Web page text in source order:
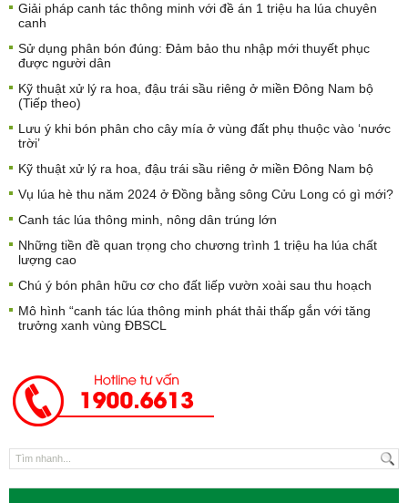
Giải pháp canh tác thông minh với đề án 1 triệu ha lúa chuyên
canh
Sử dụng phân bón đúng: Đảm bảo thu nhập mới thuyết phục
được người dân
Kỹ thuật xử lý ra hoa, đậu trái sầu riêng ở miền Đông Nam bộ
(Tiếp theo)
Lưu ý khi bón phân cho cây mía ở vùng đất phụ thuộc vào ‘nước
trời’
Kỹ thuật xử lý ra hoa, đậu trái sầu riêng ở miền Đông Nam bộ
Vụ lúa hè thu năm 2024 ở Đồng bằng sông Cửu Long có gì mới?
Canh tác lúa thông minh, nông dân trúng lớn
Những tiền đề quan trọng cho chương trình 1 triệu ha lúa chất
lượng cao
Chú ý bón phân hữu cơ cho đất liếp vườn xoài sau thu hoạch
Mô hình “canh tác lúa thông minh phát thải thấp gắn với tăng
trưởng xanh vùng ĐBSCL